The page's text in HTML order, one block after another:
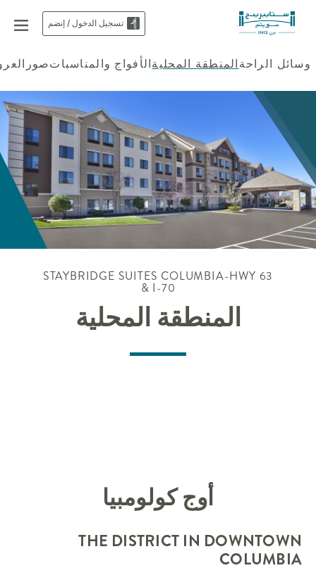
تسجيل الدخول / إنضم
وسائل الراحةالمنطقة المحليةالأفواج والمناسباتصور
STAYBRIDGE SUITES COLUMBIA-HWY 63
& I-70
المنطقة المحلية
أوج كولومبيا
THE DISTRICT IN DOWNTOWN
COLUMBIA